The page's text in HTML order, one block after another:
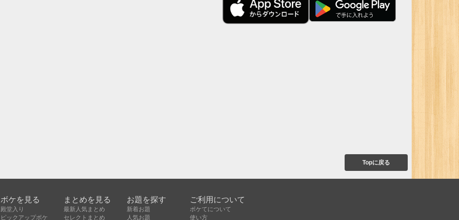
Topに戻る
ボケを見る
殿堂入り
ピックアップボケ
まとめを見る
最新人気まとめ
セレクトまとめ
お題を探す
新着お題
人気お題
ご利用について
ボケてについて
使い方